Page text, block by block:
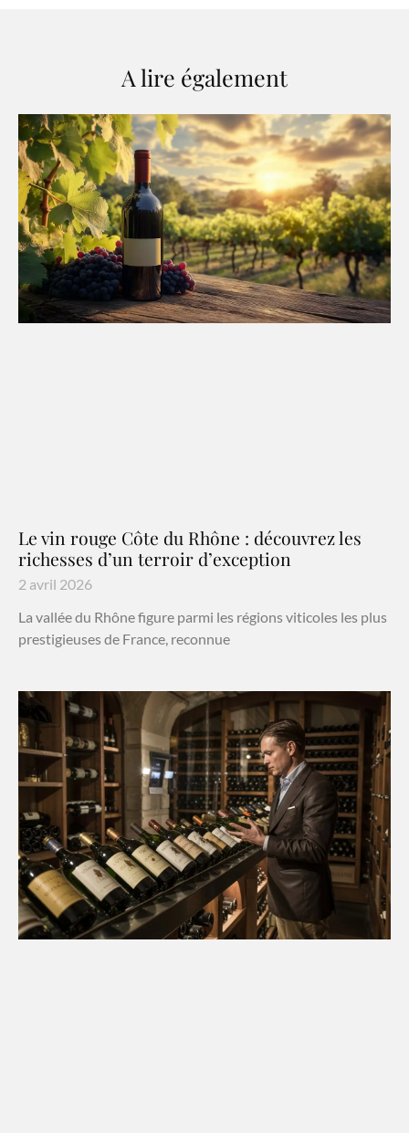
A lire également
Le vin rouge Côte du Rhône : découvrez les
richesses d’un terroir d’exception
2 avril 2026
La vallée du Rhône figure parmi les régions viticoles les plus
prestigieuses de France, reconnue